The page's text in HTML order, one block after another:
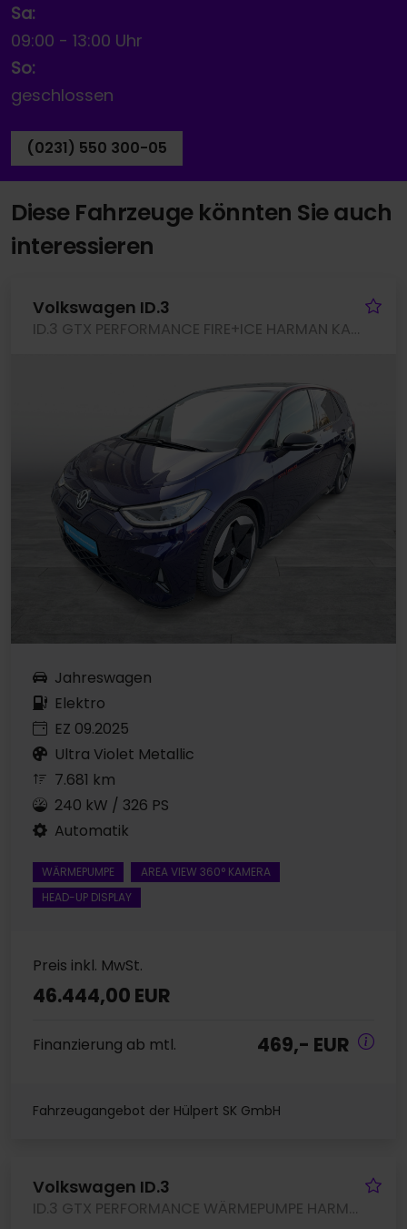
Sa:
09:00 - 13:00 Uhr
So:
geschlossen
(0231) 550 300-05
Diese Fahrzeuge könnten Sie auch
interessieren
Volkswagen ID.3
ID.3 GTX PERFORMANCE FIRE+ICE HARMAN KARDON LM20
Jahreswagen
Elektro
EZ 09.2025
Ultra Violet Metallic
7.681 km
240 kW / 326 PS
Automatik
WÄRMEPUMPE
AREA VIEW 360° KAMERA
HEAD-UP DISPLAY
Preis inkl. MwSt.
46.444,00 EUR
Finanzierung ab mtl. 469,- EUR
Fahrzeugangebot der Hülpert SK GmbH
Volkswagen ID.3
ID.3 GTX PERFORMANCE WÄRMEPUMPE HARMANKARDON CAM